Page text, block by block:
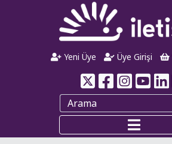
Yeni Üye Üye Girişi